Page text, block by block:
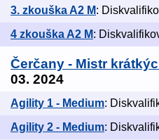
3. zkouška A2 M:
4 zkouška A2 M:
Čerčany - Mistr
03. 2024
Agility 1 - Medium:
Agility 2 - Medium: